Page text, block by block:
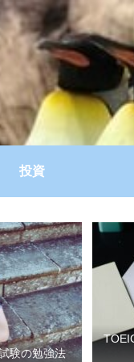
投資
験の勉強法